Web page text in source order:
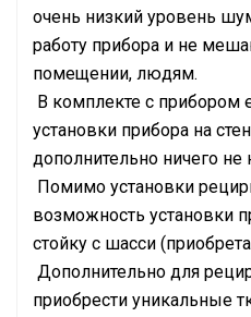
очень низкий уровень
работу прибора и не
помещении, людям.
В комплекте с прибором
установки прибора на
дополнительно ничего не
Помимо установки
возможность установки
стойку с шасси
Дополнительно для
приобрести уникальные